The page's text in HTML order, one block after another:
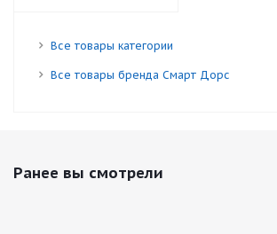
Все товары категории
Все товары бренда Смарт Дорс
Ранее вы смотрели